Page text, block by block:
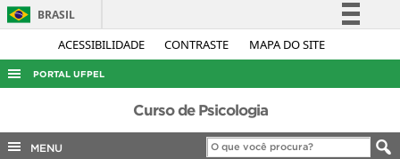
ACESSIBILIDADE CONTRASTE MAPA DO SITE
BRASIL
Simplifique!
Acesso à informação
Legislação
PORTAL UFPEL
ACESSO À INFORMAÇÃO
AUDITORIA
Curso de Psicologia
MENU